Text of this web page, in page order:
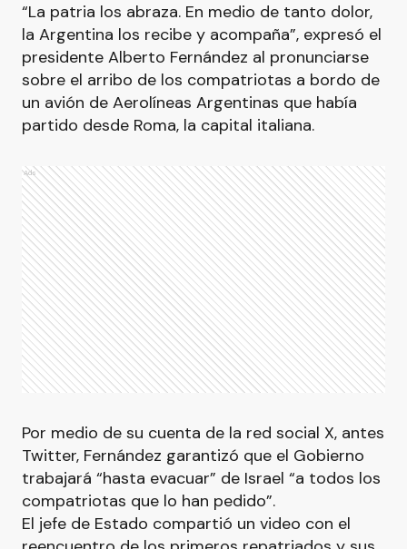
“La patria los abraza. En medio de tanto dolor,
la Argentina los recibe y acompaña”, expresó el
presidente Alberto Fernández al pronunciarse
sobre el arribo de los compatriotas a bordo de
un avión de Aerolíneas Argentinas que había
partido desde Roma, la capital italiana.
Ads
Por medio de su cuenta de la red social X, antes
Twitter, Fernández garantizó que el Gobierno
trabajará “hasta evacuar” de Israel “a todos los
compatriotas que lo han pedido”.
El jefe de Estado compartió un video con el